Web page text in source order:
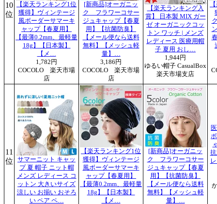
10
位
【楽天ランキング1位
獲得】ヴィンテージ
風ボーダーサマーキ
ャップ【春夏用】
【最薄0.2mm、最軽量
18g】【日本製】
【メ…
1,782円
COCOLO 楽天市場
店
[新商品]オーガニッ
ク フラワーコサー
ジュキャップ【春夏
用】【抗菌防臭】
【メール便なら送料
無料】【メッシュ軽
量】…
3,186円
COCOLO 楽天市場
店
【楽天ランキング入
賞】 日本製 MIX ガー
ゼ オーガニックコッ
トン ワッチ | メンズ
レディース 医療用帽
子 夏用 おし…
1,944円
ゆるい帽子 CasualBox
楽天市場支店
11
位
サマーニット キャッ
プ 夏 帽子 ニット帽
メンズ レディース コ
ットン 大きいサイズ
涼しい お揃い おそろ
い ペア ペ…
【楽天ランキング1位
獲得】ヴィンテージ
風ボーダーサマーキ
ャップ【春夏用】
【最薄0.2mm、最軽量
18g】【日本製】
【メ…
[新商品]オーガニッ
ク フラワーコサー
ジュキャップ【春夏
用】【抗菌防臭】
【メール便なら送料
無料】【メッシュ軽
量】…